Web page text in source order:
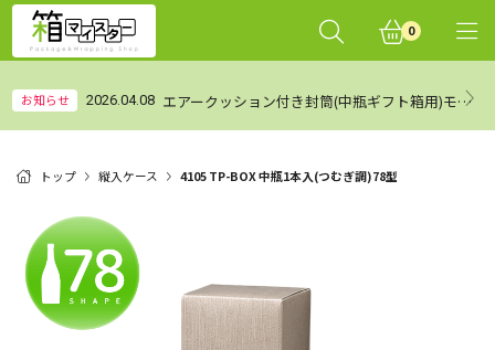
0
お知らせ 2026.04.08 エアークッション付き封筒(中瓶ギフト箱用)モニターレビュー集計結果（まとめ）
トップ 縦入ケース 4105 TP-BOX 中瓶1本入(つむぎ調)78型